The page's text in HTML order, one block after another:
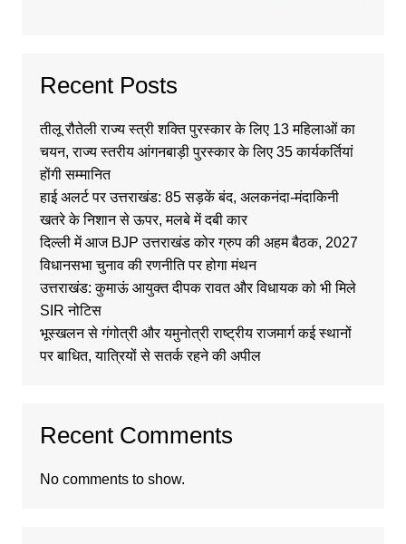
Recent Posts
तीलू रौतेली राज्य स्त्री शक्ति पुरस्कार के लिए 13 महिलाओं का
चयन, राज्य स्तरीय आंगनबाड़ी पुरस्कार के लिए 35 कार्यकर्तियां
होंगी सम्मानित
हाई अलर्ट पर उत्तराखंड: 85 सड़कें बंद, अलकनंदा-मंदाकिनी
खतरे के निशान से ऊपर, मलबे में दबी कार
दिल्ली में आज BJP उत्तराखंड कोर ग्रुप की अहम बैठक, 2027
विधानसभा चुनाव की रणनीति पर होगा मंथन
उत्तराखंड: कुमाऊं आयुक्त दीपक रावत और विधायक को भी मिले
SIR नोटिस
भूस्खलन से गंगोत्री और यमुनोत्री राष्ट्रीय राजमार्ग कई स्थानों
पर बाधित, यात्रियों से सतर्क रहने की अपील
Recent Comments
No comments to show.